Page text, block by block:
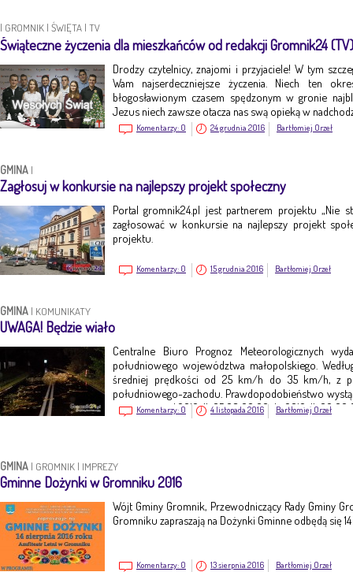
| GROMNIK | ŚWIĘTA | TV
Świąteczne życzenia dla mieszkańców od redakcji Gromnik24 (TV)
Drodzy czytelnicy, znajomi i przyjaciele! W tym
Wam najserdeczniejsze życzenia. Niech ten
błogosławionym czasem spędzonym w gronie
Jezus niech zawsze otacza nas swą opieką w
Komentarzy: 0 24 grudnia 2016 Bartłomiej Orzeł
GMINA |
Zagłosuj w konkursie na najlepszy projekt społeczny
Portal gromnik24.pl jest partnerem projektu „Nie
zagłosować w konkursie na najlepszy projekt
projektu.
Komentarzy: 0 15 grudnia 2016 Bartłomiej Orzeł
GMINA | KOMUNIKATY
UWAGA! Będzie wiało
Centralne Biuro Prognoz Meteorologicznych
południowego województwa małopolskiego.
średniej prędkości od 25 km/h do 35 km/h, z
południowego-zachodu. Prawdopodobieństwo
jest ważne o d 2016-11-05 08:00:00 do 2016-11-06
Komentarzy: 0 4 listopada 2016 Bartłomiej Orzeł
GMINA | GROMNIK | IMPREZY
Gminne Dożynki w Gromniku 2016
Wójt Gminy Gromnik, Przewodniczący Rady Gminy
Gromniku zapraszają na Dożynki Gminne odbędą się
Komentarzy: 0 13 sierpnia 2016 Bartłomiej Orzeł